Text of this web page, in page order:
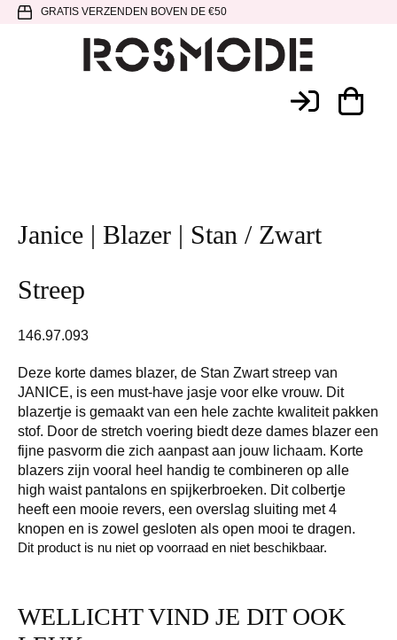
Spring
hoofdnavigatie
Door
SpringGRATIS VERZENDEN BOVEN DE €50
Janice | Blazer | Stan / Zwart
Streep
146.97.093
Deze korte dames blazer, de Stan Zwart streep van
JANICE, is een must-have jasje voor elke vrouw. Dit
blazertje is gemaakt van een hele zachte kwaliteit pakken
stof. Door de stretch voering biedt deze dames blazer een
fijne pasvorm die zich aanpast aan jouw lichaam. Korte
blazers zijn vooral heel handig te combineren op alle
high waist pantalons en spijkerbroeken. Dit colbertje
heeft een mooie revers, een overslag sluiting met 4
knopen en is zowel gesloten als open mooi te dragen.
Dit product is nu niet op voorraad en niet beschikbaar.
WELLICHT VIND JE DIT OOK